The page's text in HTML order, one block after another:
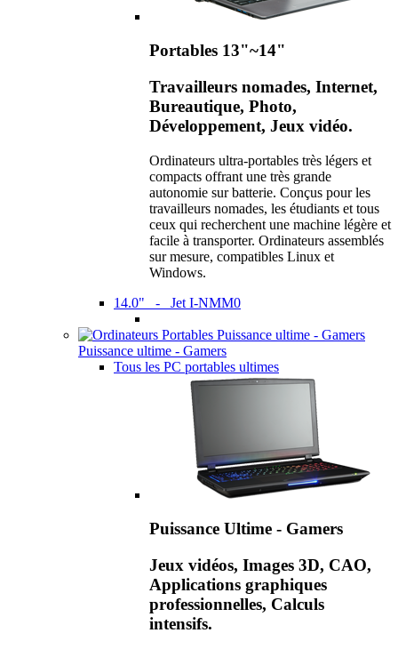
Portables 13"~14"
Travailleurs nomades, Internet,
Bureautique, Photo,
Développement, Jeux vidéo.
Ordinateurs ultra-portables très légers et
compacts offrant une très grande
autonomie sur batterie. Conçus pour les
travailleurs nomades, les étudiants et tous
ceux qui recherchent une machine légère et
facile à transporter. Ordinateurs assemblés
sur mesure, compatibles Linux et
Windows.
14.0" - Jet I-NMM0
Puissance ultime - Gamers
Tous les PC portables ultimes
Puissance Ultime - Gamers
Jeux vidéos, Images 3D, CAO,
Applications graphiques
professionnelles, Calculs
intensifs.